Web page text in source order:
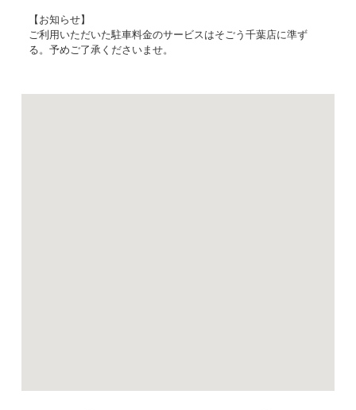
【お知らせ】
ご利用いただいた駐車料金のサービスはそごう千葉店に準ず
る。予めご了承くださいませ。